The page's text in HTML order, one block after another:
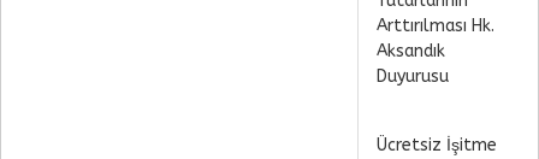
Arttırılması Hk.
Aksandık
Duyurusu
Ücretsiz İşitme